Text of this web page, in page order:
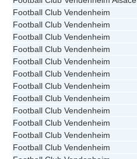
Football Club Vendenheim
Football Club Vendenheim
Football Club Vendenheim
Football Club Vendenheim
Football Club Vendenheim
Football Club Vendenheim
Football Club Vendenheim
Football Club Vendenheim
Football Club Vendenheim
Football Club Vendenheim
Football Club Vendenheim
Football Club Vendenheim